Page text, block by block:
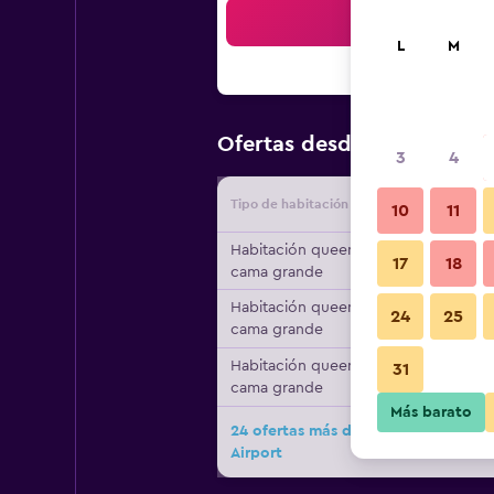
Ofertas desde Oferta
Tipo de habitación
Habitación queen, 1
cama grande
Habitación queen, 1
cama grande
Habitación queen, 1
cama grande
24 ofertas más de TownePlace
Airport
L M
3 4
10 11
17 18
24 25
31
Más barato